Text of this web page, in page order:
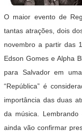
O maior evento de
tantas atrações, dois
novembro a partir das
Edson Gomes e Alpha
para Salvador em
“República” é
importância das duas
da música.
ainda vão confirmar